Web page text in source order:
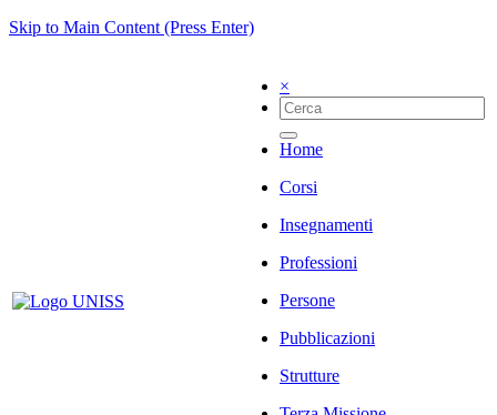
Skip to Main Content (Press Enter)
×
Home
Corsi
Insegnamenti
Professioni
Persone
Pubblicazioni
Strutture